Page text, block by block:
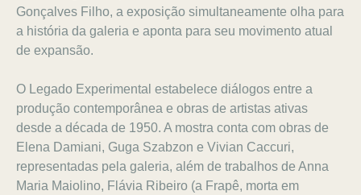
Gonçalves Filho, a exposição simultaneamente olha para
a história da galeria e aponta para seu movimento atual
de expansão.
O Legado Experimental estabelece diálogos entre a
produção contemporânea e obras de artistas ativas
desde a década de 1950. A mostra conta com obras de
Elena Damiani, Guga Szabzon e Vivian Caccuri,
representadas pela galeria, além de trabalhos de Anna
Maria Maiolino, Flávia Ribeiro (a Frapê, morta em